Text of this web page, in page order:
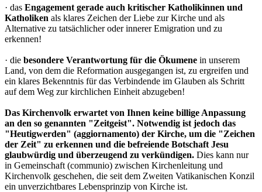
· das Engagement gerade auch kritischer Katholikinnen und
Katholiken als klares Zeichen der Liebe zur Kirche und als
Alternative zu tatsächlicher oder innerer Emigration und zu
erkennen!
· die besondere Verantwortung für die Ökumene in unserem
Land, von dem die Reformation ausgegangen ist, zu ergreifen und
ein klares Bekenntnis für das Verbindende im Glauben als Schritt
auf dem Weg zur kirchlichen Einheit abzugeben!
Das Kirchenvolk erwartet von Ihnen keine billige Anpassung
an den so genannten "Zeitgeist". Notwendig ist jedoch das
"Heutigwerden" (aggiornamento) der Kirche, um die "Zeichen
der Zeit" zu erkennen und die befreiende Botschaft Jesu
glaubwürdig und überzeugend zu verkündigen. Dies kann nur
in Gemeinschaft (communio) zwischen Kirchenleitung und
Kirchenvolk geschehen, die seit dem Zweiten Vatikanischen Konzil
ein unverzichtbares Lebensprinzip von Kirche ist.